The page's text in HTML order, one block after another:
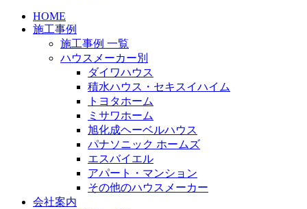
HOME
施工事例
施工事例 一覧
ハウスメーカー別
ダイワハウス
積水ハウス・セキスイハイム
トヨタホーム
ミサワホーム
旭化成ヘーベルハウス
パナソニック ホームズ
エスバイエル
アパート・マンション
その他のハウスメーカー
会社案内